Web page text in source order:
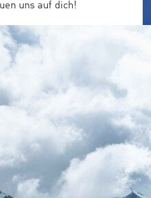
uns auf dich!